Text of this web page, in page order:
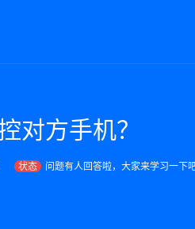
对方手机？
状态 问题有人回答啦，大家来学习一下